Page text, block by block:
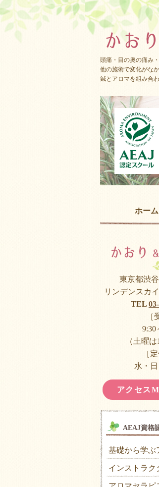
頭痛・目の奥の痛み
他の施術で変化がな
鍼とアロマを組み合
ホーム
東京都渋
リンデンスカ
TEL
［
9:30
（土曜は
［
水・
アクセス
AEAJ資格
基礎から学ぶ
インストラク